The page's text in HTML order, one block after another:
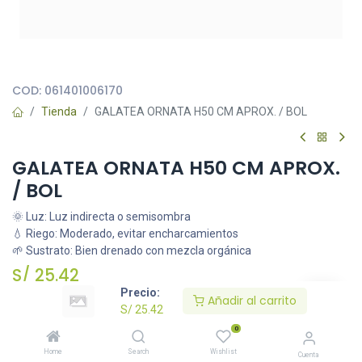
Precio:
S/ 25.42
Añadir al carrito
Home Search
0
Wishlist Cuenta
COD: 061401006170
Tienda GALATEA ORNATA H50 CM APROX. / BOL
GALATEA ORNATA H50 CM APROX.
/ BOL
🌞 Luz: Luz indirecta o semisombra
💧 Riego: Moderado, evitar encharcamientos
🌱 Sustrato: Bien drenado con mezcla orgánica
S/ 25.42
Añadir al carrito